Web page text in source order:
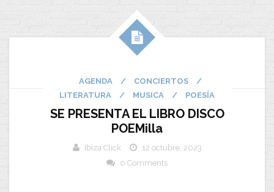
AGENDA / CONCIERTOS
/
LITERATURA
/ MUSICA / POESÍA
SE PRESENTA EL LIBRO DISCO
POEMilla
Ibiza Click
12 octubre, 2023
0 Comments